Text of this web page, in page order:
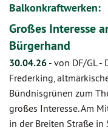
Balkonkraftwerken:
Großes Interesse
Bürgerhand
30.04.26 - von DF/GL-
Frederking,
Bündnisgrünen zum
großes Interesse. Am
in der Breiten Straße